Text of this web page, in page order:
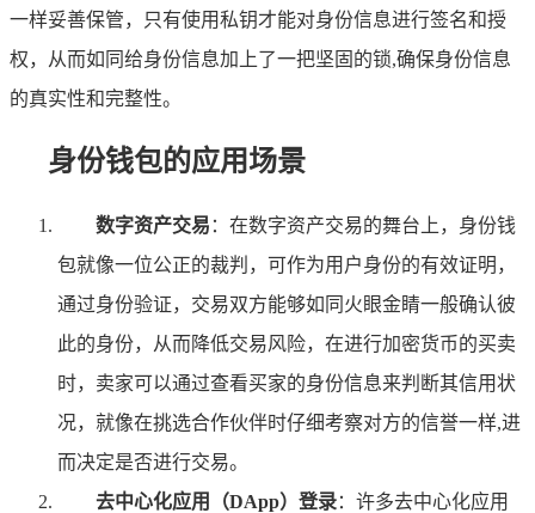
一样妥善保管，只有使用私钥才能对身份信息进行签名和授
权，从而如同给身份信息加上了一把坚固的锁,确保身份信息
的真实性和完整性。
身份钱包的应用场景
数字资产交易 ：在数字资产交易的舞台上，身份钱
包就像一位公正的裁判，可作为用户身份的有效证明，
通过身份验证，交易双方能够如同火眼金睛一般确认彼
此的身份，从而降低交易风险，在进行加密货币的买卖
时，卖家可以通过查看买家的身份信息来判断其信用状
况，就像在挑选合作伙伴时仔细考察对方的信誉一样,进
而决定是否进行交易。
去中心化应用（DApp）登录：许多去中心化应用